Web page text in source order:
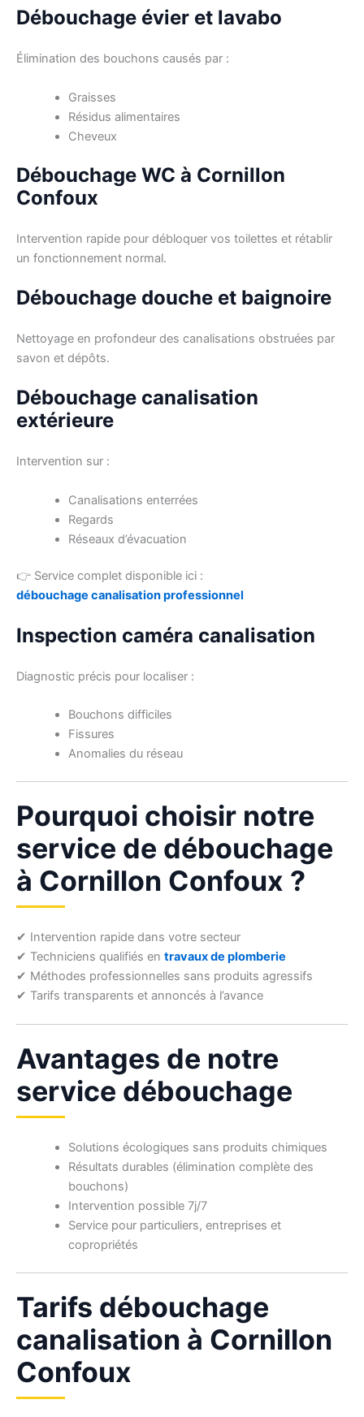
Débouchage évier et lavabo
Élimination des bouchons causés par :
Graisses
Résidus alimentaires
Cheveux
Débouchage WC à Cornillon
Confoux
Intervention rapide pour débloquer vos toilettes et rétablir
un fonctionnement normal.
Débouchage douche et baignoire
Nettoyage en profondeur des canalisations obstruées par
savon et dépôts.
Débouchage canalisation
extérieure
Intervention sur :
Canalisations enterrées
Regards
Réseaux d’évacuation
👉 Service complet disponible ici :
débouchage canalisation professionnel
Inspection caméra canalisation
Diagnostic précis pour localiser :
Bouchons difficiles
Fissures
Anomalies du réseau
Pourquoi choisir notre
service de débouchage
à Cornillon Confoux ?
✔ Intervention rapide dans votre secteur
✔ Techniciens qualifiés en travaux de plomberie
✔ Méthodes professionnelles sans produits agressifs
✔ Tarifs transparents et annoncés à l’avance
Avantages de notre
service débouchage
Solutions écologiques sans produits chimiques
Résultats durables (élimination complète des
bouchons)
Intervention possible 7j/7
Service pour particuliers, entreprises et
copropriétés
Tarifs débouchage
canalisation à Cornillon
Confoux